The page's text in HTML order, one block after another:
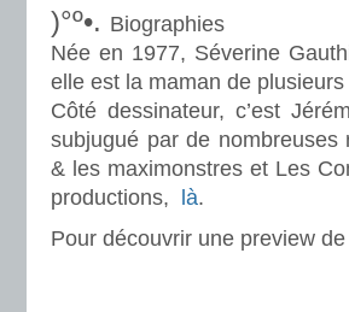
)°º•. Biographies
Née en 1977, Séverine
elle est la maman de
Côté dessinateur, c’est
subjugué par de
& les maximonstres et Les
productions,
là.
Pour découvrir une preview